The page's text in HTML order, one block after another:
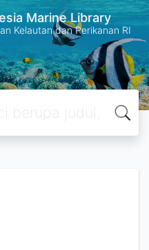
Marine Library
Kelautan dan Perikanan RI